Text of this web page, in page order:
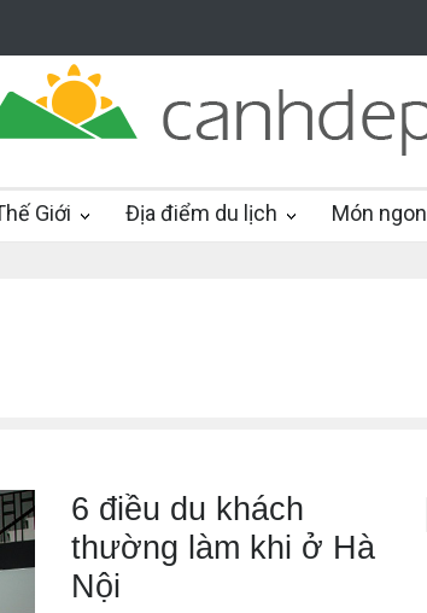
Giới Địa điểm du lịch Món ngon
6 điều du khách
thường làm khi ở Hà
Nội